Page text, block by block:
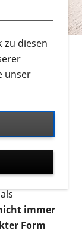
zum
Website
an.
Videos zu
werden in
Variante
immer
Form
zu diesen
unser